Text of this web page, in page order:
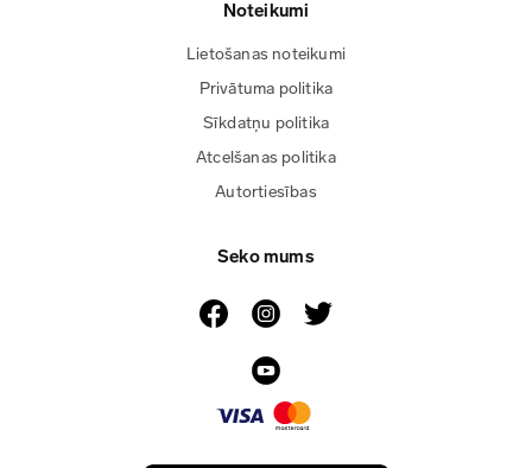
Noteikumi
Lietošanas noteikumi
Privātuma politika
Sīkdatņu politika
Atcelšanas politika
Autortiesības
Seko mums